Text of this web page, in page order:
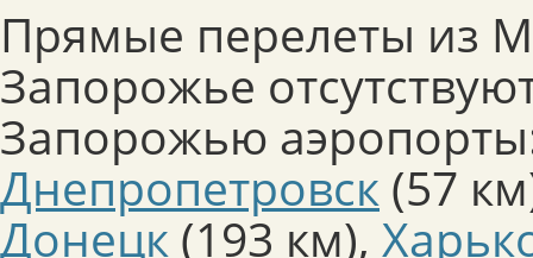
Прямые перелеты из
Запорожье
Запорожью
Днепропетровск (57
Донецк (193 км),